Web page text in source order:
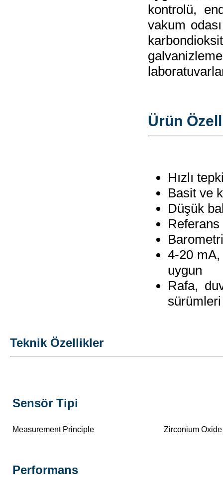
kontrolü,
vakum
Ürün
Hızlı
Basit ve
Düşük
4-20 mA,
uygun
Rafa,
sürümleri
Teknik Özellikler
Sensör Tipi
Measurement Principle Zirconium
Performans